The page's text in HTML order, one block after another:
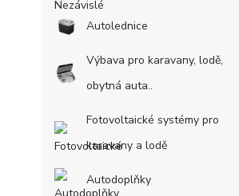
Autolednice
Výbava pro karavany, lodě,
obytná auta..
Fotovoltaické systémy pro
karavany a lodě
Autodoplňky